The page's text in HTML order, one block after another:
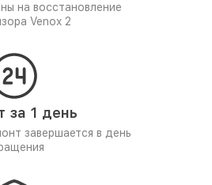
на восстановление
Venox 2
за 1 день
завершается в день